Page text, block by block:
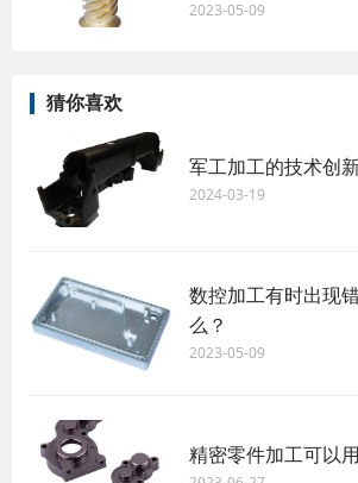
2023-05-09
猜你喜欢
军工加工的技术创
2024-03-19
数控加工有时出现
么？
2023-05-09
精密零件加工可以